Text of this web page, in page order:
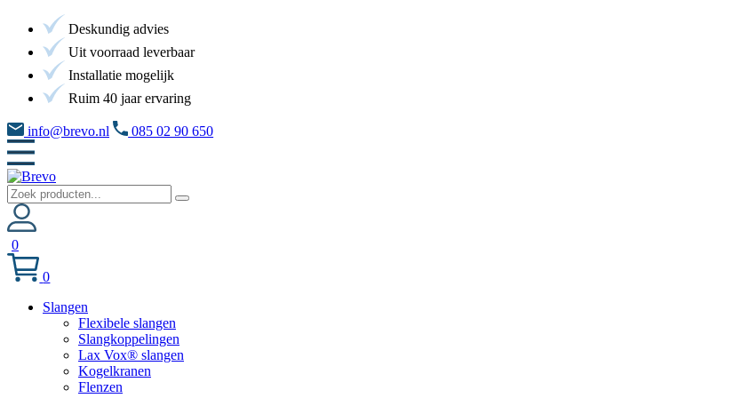
Deskundig advies
Uit voorraad leverbaar
Installatie mogelijk
Ruim 40 jaar ervaring
info@brevo.nl 085 02 90 650
0
0
Slangen
Flexibele slangen
Slangkoppelingen
Lax Vox® slangen
Kogelkranen
Flenzen